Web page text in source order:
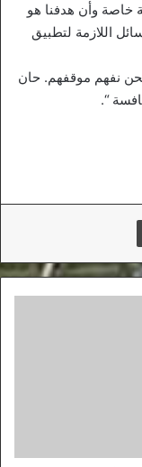
خاصة وأن هدفنا هو
اللازمة لتطبيق
نفهم موقفهم. حان
“.